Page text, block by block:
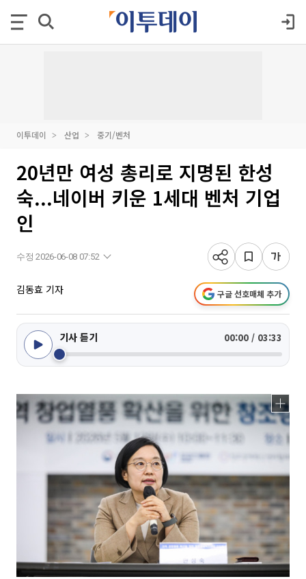
이투데이 산업 중기/벤처
20년만 여성 총리로 지명된 한성
숙...네이버 키운 1세대 벤처 기업
인
수정 2026-06-08 07:52
김동효 기자 구글 선호매체 추가
기사 듣기 00:00 / 03:33